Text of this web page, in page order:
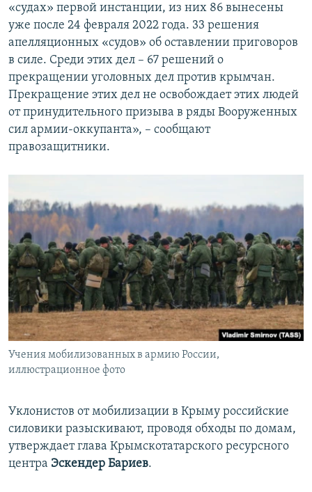
«судах» первой инстанции, из них 86 вынесены
уже после 24 февраля 2022 года. 33 решения
апелляционных «судов» об оставлении приговоров
в силе. Среди этих дел – 67 решений о
прекращении уголовных дел против крымчан.
Прекращение этих дел не освобождает этих людей
от принудительного призыва в ряды Вооруженных
сил армии-оккупанта», – сообщают
правозащитники.
Учения мобилизованных в армию России,
иллюстрационное фото
Уклонистов от мобилизации в Крыму российские
силовики разыскивают, проводя обходы по домам,
утверждает глава Крымскотатарского ресурсного
центра Эскендер Бариев.